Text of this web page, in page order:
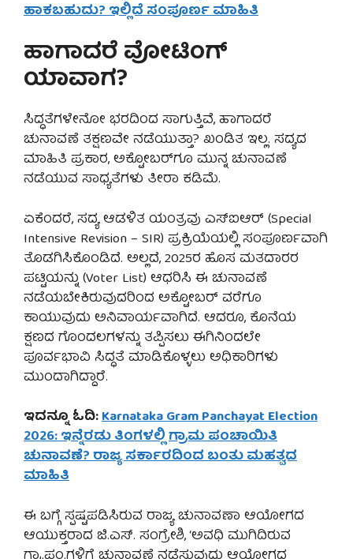
ಹಾಕಬಹುದು? ಇಲ್ಲಿದೆ ಸಂಪೂರ್ಣ ಮಾಹಿತಿ
ಹಾಗಾದರೆ ವೋಟಿಂಗ್
ಯಾವಾಗ?
ಸಿದ್ಧತೆಗಳೇನೋ ಭರದಿಂದ ಸಾಗುತ್ತಿವೆ, ಹಾಗಾದರೆ
ಚುನಾವಣೆ ತಕ್ಷಣವೇ ನಡೆಯುತ್ತಾ? ಖಂಡಿತ ಇಲ್ಲ. ಸದ್ಯದ
ಮಾಹಿತಿ ಪ್ರಕಾರ, ಅಕ್ಟೋಬರ್‌ಗೂ ಮುನ್ನ ಚುನಾವಣೆ
ನಡೆಯುವ ಸಾಧ್ಯತೆಗಳು ತೀರಾ ಕಡಿಮೆ.
ಏಕೆಂದರೆ, ಸದ್ಯ ಆಡಳಿತ ಯಂತ್ರವು ಎಸ್‌ಐಆರ್ (Special
Intensive Revision – SIR) ಪ್ರಕ್ರಿಯೆಯಲ್ಲಿ ಸಂಪೂರ್ಣವಾಗಿ
ತೊಡಗಿಸಿಕೊಂಡಿದೆ. ಅಲ್ಲದೆ, 2025ರ ಹೊಸ ಮತದಾರರ
ಪಟ್ಟಿಯನ್ನು (Voter List) ಆಧರಿಸಿ ಈ ಚುನಾವಣೆ
ನಡೆಯಬೇಕಿರುವುದರಿಂದ ಅಕ್ಟೋಬರ್ ವರೆಗೂ
ಕಾಯುವುದು ಅನಿವಾರ್ಯವಾಗಿದೆ. ಆದರೂ, ಕೊನೆಯ
ಕ್ಷಣದ ಗೊಂದಲಗಳನ್ನು ತಪ್ಪಿಸಲು ಈಗಿನಿಂದಲೇ
ಪೂರ್ವಭಾವಿ ಸಿದ್ಧತೆ ಮಾಡಿಕೊಳ್ಳಲು ಅಧಿಕಾರಿಗಳು
ಮುಂದಾಗಿದ್ದಾರೆ.
ಇದನ್ನೂ ಓದಿ:Karnataka Gram Panchayat Election
2026: ಇನ್ನೆರಡು ತಿಂಗಳಲ್ಲಿ ಗ್ರಾಮ ಪಂಚಾಯಿತಿ
ಚುನಾವಣೆ? ರಾಜ್ಯ ಸರ್ಕಾರದಿಂದ ಬಂತು ಮಹತ್ವದ
ಮಾಹಿತಿ
ಈ ಬಗ್ಗೆ ಸ್ಪಷ್ಟಪಡಿಸಿರುವ ರಾಜ್ಯ ಚುನಾವಣಾ ಆಯೋಗದ
ಆಯುಕ್ತರಾದ ಜಿ.ಎಸ್. ಸಂಗ್ರೇಶಿ, ‘ಅವಧಿ ಮುಗಿದಿರುವ